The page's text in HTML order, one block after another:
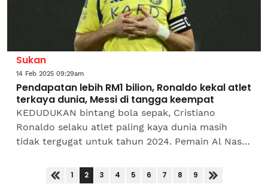
Sukan
14 Feb 2025 09:29am
Pendapatan lebih RM1 bilion, Ronaldo kekal atlet
terkaya dunia, Messi di tangga keempat
KEDUDUKAN bintang bola sepak, Cristiano
Ronaldo selaku atlet paling kaya dunia masih
tidak tergugat untuk tahun 2024. Pemain Al Nassr
juta (RM1.156...
1 2 3 4 5 6 7 8 9